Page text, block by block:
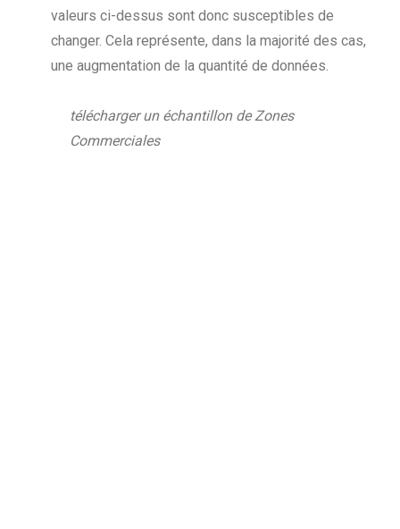
valeurs ci-dessus sont donc susceptibles de
changer. Cela représente, dans la majorité des cas,
une augmentation de la quantité de données.
télécharger un échantillon de Zones
Commerciales